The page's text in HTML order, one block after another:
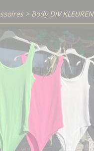
> Body DIV KLEUREN